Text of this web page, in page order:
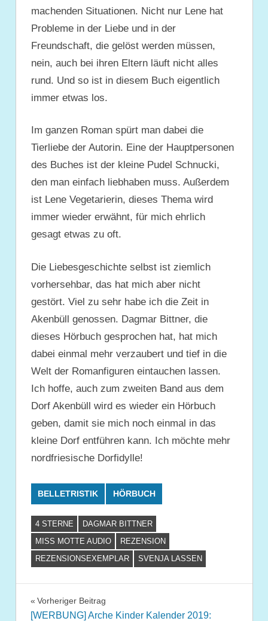
machenden Situationen. Nicht nur Lene hat
Probleme in der Liebe und in der
Freundschaft, die gelöst werden müssen,
nein, auch bei ihren Eltern läuft nicht alles
rund. Und so ist in diesem Buch eigentlich
immer etwas los.
Im ganzen Roman spürt man dabei die
Tierliebe der Autorin. Eine der Hauptpersonen
des Buches ist der kleine Pudel Schnucki,
den man einfach liebhaben muss. Außerdem
ist Lene Vegetarierin, dieses Thema wird
immer wieder erwähnt, für mich ehrlich
gesagt etwas zu oft.
Die Liebesgeschichte selbst ist ziemlich
vorhersehbar, das hat mich aber nicht
gestört. Viel zu sehr habe ich die Zeit in
Akenbüll genossen. Dagmar Bittner, die
dieses Hörbuch gesprochen hat, hat mich
dabei einmal mehr verzaubert und tief in die
Welt der Romanfiguren eintauchen lassen.
Ich hoffe, auch zum zweiten Band aus dem
Dorf Akenbüll wird es wieder ein Hörbuch
geben, damit sie mich noch einmal in das
kleine Dorf entführen kann. Ich möchte mehr
nordfriesische Dorfidylle!
BELLETRISTIK HÖRBUCH
4 STERNE
DAGMAR BITTNER
MISS MOTTE AUDIO
REZENSION
REZENSIONSEXEMPLAR
SVENJA LASSEN
Beitragsnavigation
Vorheriger Beitrag
[WERBUNG] Arche Kinder Kalender 2019: